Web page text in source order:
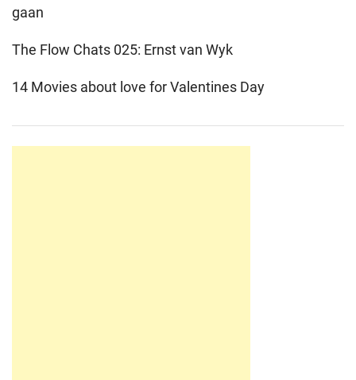
gaan
The Flow Chats 025: Ernst van Wyk
14 Movies about love for Valentines Day